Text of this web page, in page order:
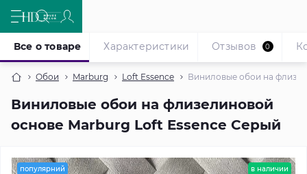
Обои Marburg Loft Essence Виниловые обои на
Виниловые обои на флизелиновой
основе Marburg Loft Essence Серый
Все о товаре Характеристики Отзывов 0
популярний в наличии